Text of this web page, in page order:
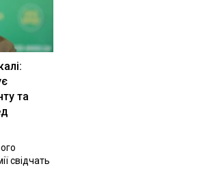
та
свідчать